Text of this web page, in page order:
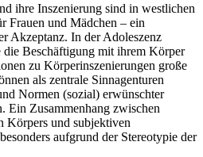
ihre Inszenierung sind in westlichen
Frauen und Mädchen – ein
Akzeptanz. In der Adoleszenz
Beschäftigung mit ihrem Körper
zu Körperinszenierungen große
als zentrale Sinnagenturen
Normen (sozial) erwünschter
Ein Zusammenhang zwischen
Körpers und subjektiven
aufgrund der Stereotypie der